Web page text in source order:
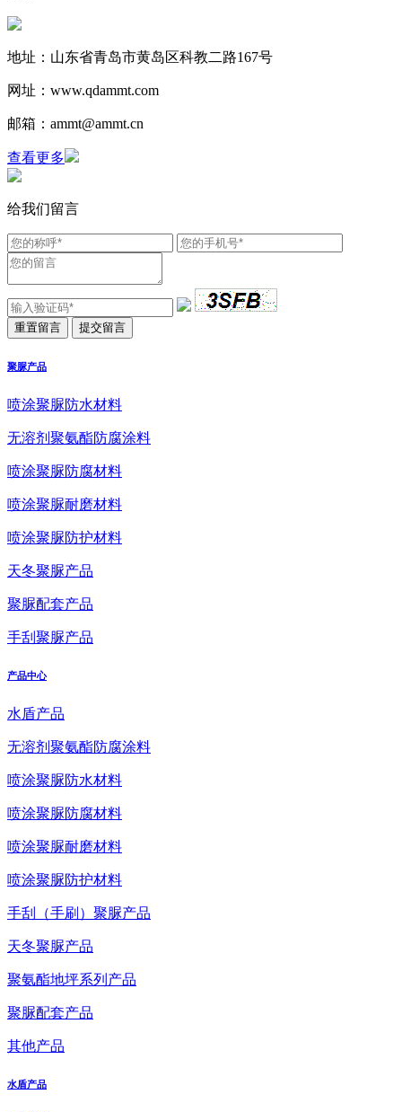
地址：山东省青岛市黄岛区科教二路167号
网址：www.qdammt.com
邮箱：ammt@ammt.cn
查看更多
给我们留言
聚脲产品
喷涂聚脲防水材料
无溶剂聚氨酯防腐涂料
喷涂聚脲防腐材料
喷涂聚脲耐磨材料
喷涂聚脲防护材料
天冬聚脲产品
聚脲配套产品
手刮聚脲产品
产品中心
水盾产品
无溶剂聚氨酯防腐涂料
喷涂聚脲防水材料
喷涂聚脲防腐材料
喷涂聚脲耐磨材料
喷涂聚脲防护材料
手刮（手刷）聚脲产品
天冬聚脲产品
聚氨酯地坪系列产品
聚脲配套产品
其他产品
水盾产品